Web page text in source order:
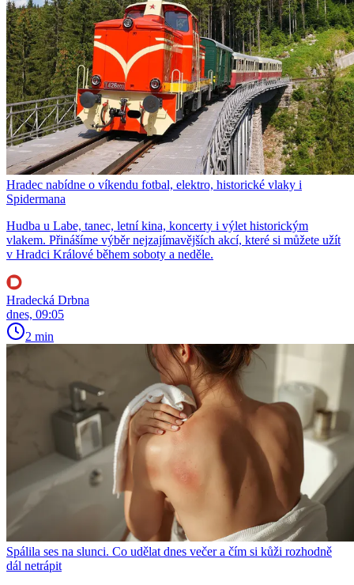
Hradec nabídne o víkendu fotbal, elektro, historické vlaky i
Spidermana
Hudba u Labe, tanec, letní kina, koncerty i výlet historickým
vlakem. Přinášíme výběr nejzajímavějších akcí, které si můžete užít
v Hradci Králové během soboty a neděle.
Hradecká Drbna
dnes, 09:05
2 min
Spálila ses na slunci. Co udělat dnes večer a čím si kůži rozhodně
dál netrápit